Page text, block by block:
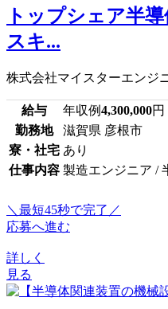
トップシェア半
スキ...
株式会社マイスターエンジ
給与 年収例4,300,000円
勤務地
滋賀県 彦根市
寮・社宅 あり
仕事内容 製造エンジニア /
＼最短45秒で完了／
応募へ進む
詳しく
見る